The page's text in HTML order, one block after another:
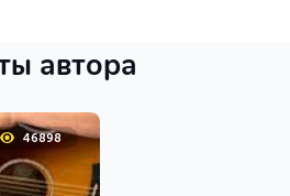
автора
46898